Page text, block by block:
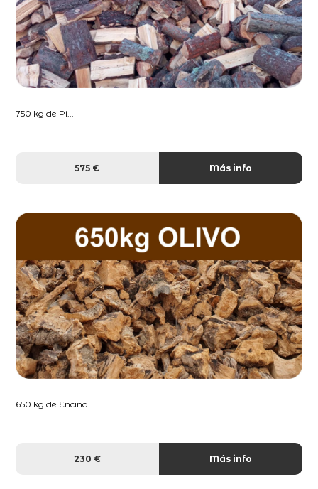
750 kg de Pi...
575 € Más info
650 kg de Encina...
230 € Más info